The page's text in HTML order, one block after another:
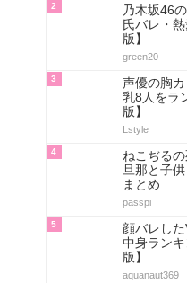
2
乃木坂46
氏バレ・
版】
green20
3
声優の胸
乳8人をラ
版】
Lstyle
4
ねこぢる
旦那と子
まとめ
passpi
5
顔バレし
中身ラン
版】
aquanaut369